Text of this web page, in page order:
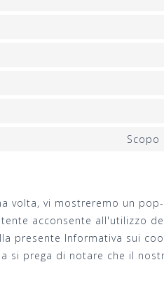
Scopo
volta, vi mostreremo un
acconsente all'utilizzo
presente Informativa sui
si prega di notare che il